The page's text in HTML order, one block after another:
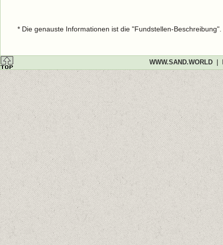
* Die genauste Informationen ist die "Fundstellen-
WWW.SAND.WORLD|